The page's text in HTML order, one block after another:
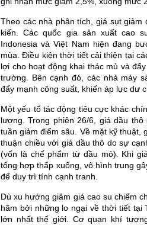
Theo các nhà phân tích, giá sụt
kiến. Các quốc gia sản xuất cao
Indonesia và Việt Nam hiện đang
mùa. Điều kiện thời tiết cải thiện tại
lợi cho hoạt động khai thác mủ và
trường. Bên cạnh đó, các nhà máy
đẩy mạnh công suất, khiến áp lực dư
Một yếu tố tác động tiêu cực khác
lượng. Trong phiên 26/6, giá dầu
tuần giảm điểm sâu. Về mặt kỹ thuật,
thuận chiều với giá dầu thô do sự
(vốn là chế phẩm từ dầu mỏ). Khi
tổng hợp thấp xuống, vô hình trung
để duy trì tính cạnh tranh.
Dù xu hướng giảm giá cao su chiếm
hãm bởi những lo ngại về thời tiết tại
lớn nhất thế giới. Cơ quan khí